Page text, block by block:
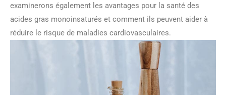
examinerons également les avantages pour la santé des
acides gras monoinsaturés et comment ils peuvent aider à
réduire le risque de maladies cardiovasculaires.